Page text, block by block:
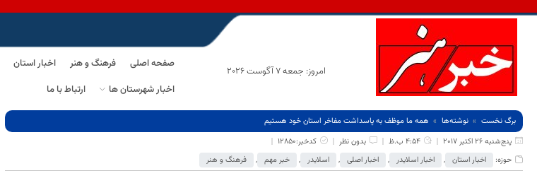
امروز: جمعه 7 آگوست 2026
صفحه اصلی فرهنگ و هنر اخبار استان
اخبار شهرستان ها
ارتباط با ما
برگ نخست نوشته‌ها
همه ما موظف به پاسداشت مفاخر استان خود هستیم
پنج‌شنبه 26 اکتبر 2017
4:54 ب.ظ بدون نظر
کدخبر:12850
حوزه:
اخبار استان , اخبار اسلایدر , اخبار اصلی , اسلایدر , خبر مهم , فرهنگ و هنر